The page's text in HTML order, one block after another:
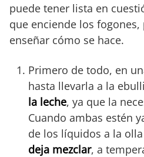
puede tener lista en
que enciende los
enseñar cómo se hace.
Primero de todo, en
hasta llevarla a la
la leche, ya que la
Cuando ambas estén
de los líquidos a la
deja mezclar, a